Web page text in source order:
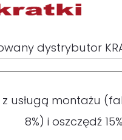
dystrybutor
usługą montażu
8%) i oszczędź